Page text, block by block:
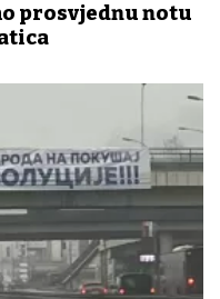
prosvjednu notu